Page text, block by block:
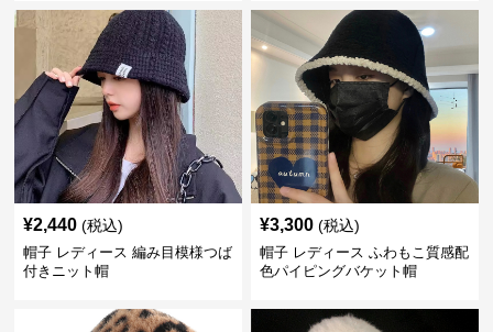
¥2,440 (税込)
帽子 レディース 編み目模様つば
付きニット帽
¥3,300 (税込)
帽子 レディース ふわもこ質感配
色パイピングバケット帽